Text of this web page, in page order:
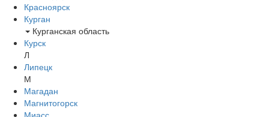
Красноярск
Курган
Курганская область
Курск
Л
Липецк
М
Магадан
Магнитогорск
Миасс